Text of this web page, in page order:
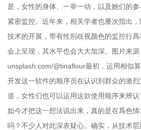
是，女性的身体、一举一动，以及她们的
紧密监控。近年来，相关学者也屡次指出
技术的开展，带有性别歧视颜色的监控行
会上呈现，其水平也会大大加深。图片来源
unsplash.com/@tinaflour最初，运用相似
开发这一软件的顺序员在认识到群众的激
道，女性们也可以运用这款使用顺序来辨认
如今才把这一想法说出来，真的是在爲色
吗？不少人对此深表疑心。确实，从技术